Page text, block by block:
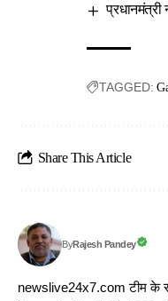
प्रधानमंत्री
TAGGED:
Share This Article
ByRajesh Pandey
newslive24x7.com टीम के